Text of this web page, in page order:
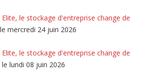
le stockage d'entreprise change de
mercredi 24 juin 2026
le stockage d'entreprise change de
le lundi 08 juin 2026